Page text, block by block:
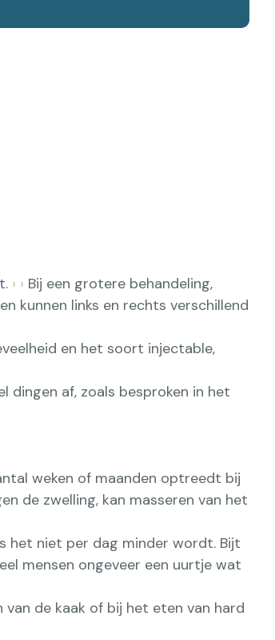
› › Bij een grotere behandeling,
kunnen links en rechts verschillend
en het soort injectable,
dingen af, zoals besproken in het
weken of maanden optreedt bij
de zwelling, kan masseren van het
het niet per dag minder wordt. Bijt
mensen ongeveer een uurtje wat
van de kaak of bij het eten van hard